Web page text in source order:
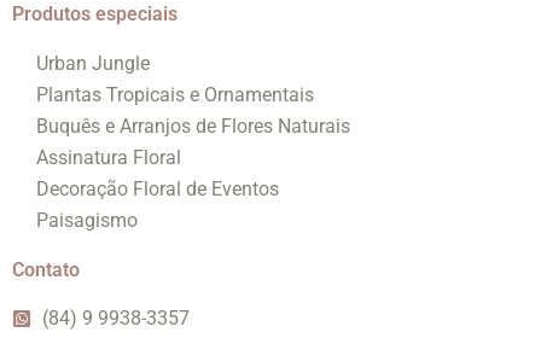
Produtos especiais
Urban Jungle
Plantas Tropicais e Ornamentais
Buquês e Arranjos de Flores Naturais
Assinatura Floral
Decoração Floral de Eventos
Paisagismo
Contato
(84) 9 9938-3357